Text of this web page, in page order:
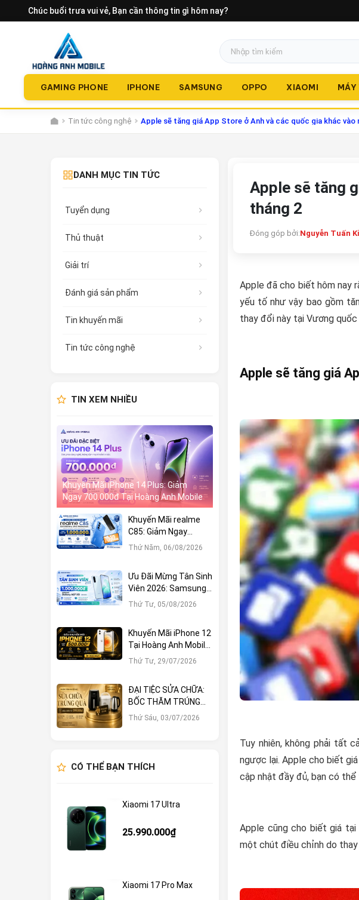
Chúc buổi trưa vui vẻ, Bạn cần thông tin gì hôm nay?
GAMING PHONE IPHONE SAMSUNG OPPO XIAOMI MÁY
Tin tức công nghệ Apple sẽ tăng giá App Store ở Anh và các quốc gia khác vào
Apple sẽ tăng
tháng 2
Đóng góp bởi:Nguyễn Tuấn
Apple đã cho biết hôm nay
yếu tố như vậy bao gồm
thay đổi này tại Vương
Apple sẽ tăng giá
Tuy nhiên, không phải tất
ngược lại. Apple cho biết
cập nhật đầy đủ, bạn có
Apple cũng cho biết giá tại
một chút điều chỉnh do thay
DANH MỤC TIN TỨC
Tuyển dụng
Thủ thuật
Giải trí
Đánh giá sản phẩm
Tin khuyến mãi
Tin tức công nghệ
TIN XEM NHIỀU
Khuyến Mãi iPhone 14 Plus: Giảm
Ngay 700.000đ Tại Hoàng Anh Mobile
Khuyến Mãi realme
C85: Giảm Ngay
1.000.000đ Tại Hoàng
Thứ Năm, 06/08/2026
Ưu Đãi Mừng Tân Sinh
Viên 2026: Samsung
Galaxy A57 5G Giảm
Thứ Tư, 05/08/2026
Khuyến Mãi iPhone 12
Tại Hoàng Anh Mobile:
Sở Hữu Ngay Với Hàng
Thứ Tư, 29/07/2026
ĐẠI TIỆC SỬA CHỮA:
BỐC THĂM TRÚNG
LỚN – CƠ HỘI NHẬN
Thứ Sáu, 03/07/2026
CÓ THỂ BẠN THÍCH
Xiaomi 17 Ultra
25.990.000₫
Xiaomi 17 Pro Max